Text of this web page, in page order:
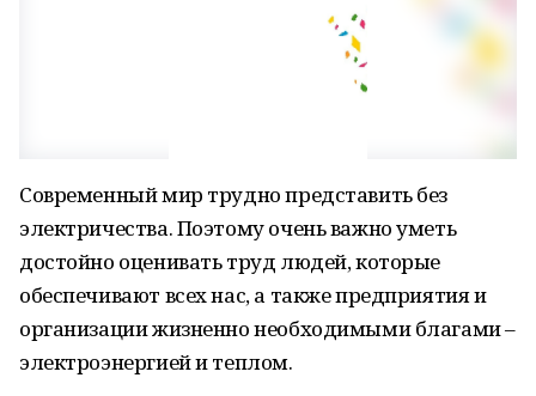
Современный мир трудно представить без
электричества. Поэтому очень важно уметь
достойно оценивать труд людей, которые
обеспечивают всех нас, а также предприятия и
организации жизненно необходимыми благами –
электроэнергией и теплом.